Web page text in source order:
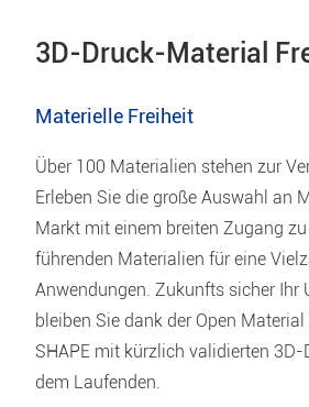
3D-Druck-Material
Materielle Freiheit
Über 100 Materialien stehen zur
Erleben Sie die große Auswahl an
Markt mit einem breiten Zugang
führenden Materialien für eine
Anwendungen. Zukunfts sicher Ihr
bleiben Sie dank der Open
SHAPE mit kürzlich validierten
dem Laufenden.